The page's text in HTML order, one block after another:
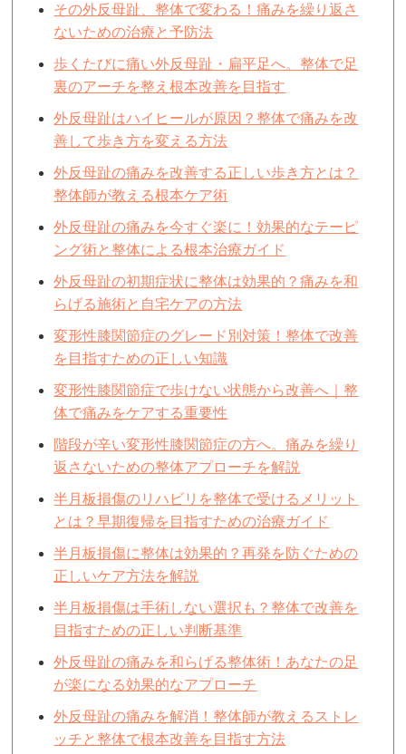
その外反母趾、整体で変わる！痛みを繰り返さ
ないための治療と予防法
歩くたびに痛い外反母趾・扁平足へ。整体で足
裏のアーチを整え根本改善を目指す
外反母趾はハイヒールが原因？整体で痛みを改
善して歩き方を変える方法
外反母趾の痛みを改善する正しい歩き方とは？
整体師が教える根本ケア術
外反母趾の痛みを今すぐ楽に！効果的なテーピ
ング術と整体による根本治療ガイド
外反母趾の初期症状に整体は効果的？痛みを和
らげる施術と自宅ケアの方法
変形性膝関節症のグレード別対策！整体で改善
を目指すための正しい知識
変形性膝関節症で歩けない状態から改善へ｜整
体で痛みをケアする重要性
階段が辛い変形性膝関節症の方へ。痛みを繰り
返さないための整体アプローチを解説
半月板損傷のリハビリを整体で受けるメリット
とは？早期復帰を目指すための治療ガイド
半月板損傷に整体は効果的？再発を防ぐための
正しいケア方法を解説
半月板損傷は手術しない選択も？整体で改善を
目指すための正しい判断基準
外反母趾の痛みを和らげる整体術！あなたの足
が楽になる効果的なアプローチ
外反母趾の痛みを解消！整体師が教えるストレ
ッチと整体で根本改善を目指す方法